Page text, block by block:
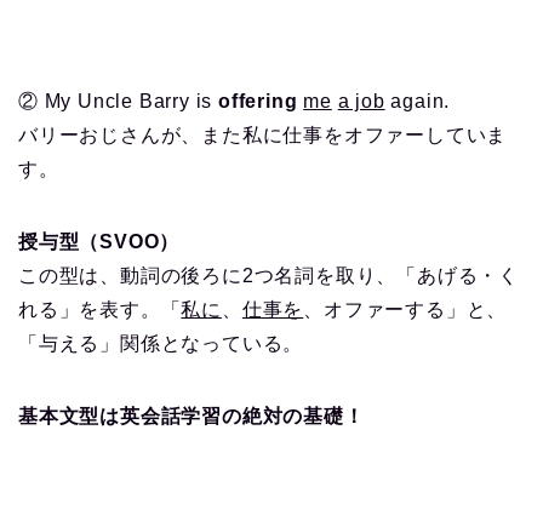
② My Uncle Barry is offering me a job again.
バリーおじさんが、また私に仕事をオファーしていま
す。
授与型（SVOO）
この型は、動詞の後ろに2つ名詞を取り、「あげる・く
れる」を表す。「私に 仕事を
、オファーする」と、
「与える」関係となっている。
基本文型は英会話学習の絶対の基礎！